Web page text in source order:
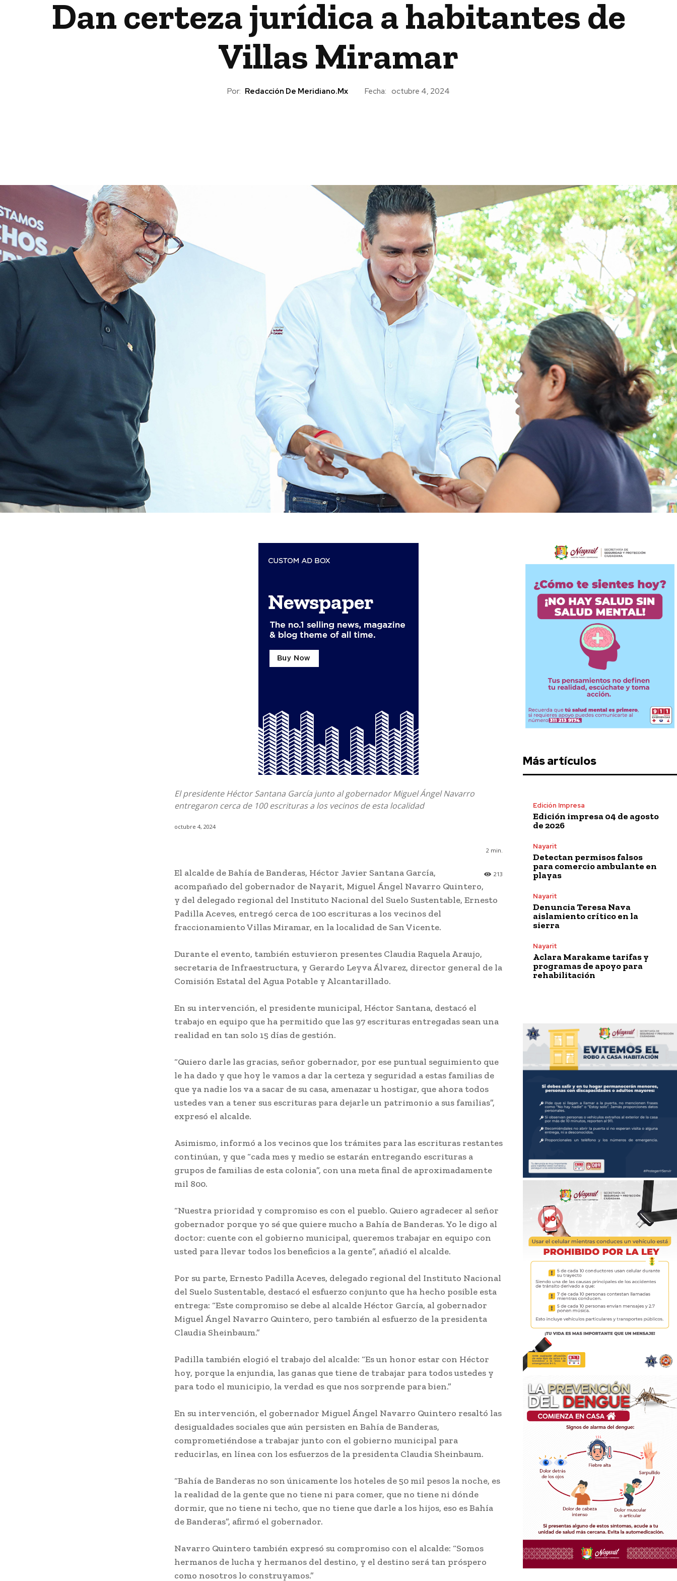
Dan certeza jurídica a habitantes de
Villas Miramar
Por: Redacción De Meridiano.mx Fecha: octubre 4, 2024
El presidente Héctor Santana García junto al gobernador Miguel Ángel Navarro
entregaron cerca de 100 escrituras a los vecinos de esta localidad
octubre 4, 2024
2 min.
213
El alcalde de Bahía de Banderas, Héctor Javier Santana García,
acompañado del gobernador de Nayarit, Miguel Ángel Navarro Quintero,
y del delegado regional del Instituto Nacional del Suelo Sustentable, Ernesto
Padilla Aceves, entregó cerca de 100 escrituras a los vecinos del
fraccionamiento Villas Miramar, en la localidad de San Vicente.
Durante el evento, también estuvieron presentes Claudia Raquela Araujo,
secretaria de Infraestructura, y Gerardo Leyva Álvarez, director general de la
Comisión Estatal del Agua Potable y Alcantarillado.
En su intervención, el presidente municipal, Héctor Santana, destacó el
trabajo en equipo que ha permitido que las 97 escrituras entregadas sean una
realidad en tan solo 15 días de gestión.
“Quiero darle las gracias, señor gobernador, por ese puntual seguimiento que
le ha dado y que hoy le vamos a dar la certeza y seguridad a estas familias de
que ya nadie los va a sacar de su casa, amenazar u hostigar, que ahora todos
ustedes van a tener sus escrituras para dejarle un patrimonio a sus familias”,
expresó el alcalde.
Asimismo, informó a los vecinos que los trámites para las escrituras restantes
continúan, y que “cada mes y medio se estarán entregando escrituras a
grupos de familias de esta colonia”, con una meta final de aproximadamente
mil 800.
“Nuestra prioridad y compromiso es con el pueblo. Quiero agradecer al señor
gobernador porque yo sé que quiere mucho a Bahía de Banderas. Yo le digo al
doctor: cuente con el gobierno municipal, queremos trabajar en equipo con
usted para llevar todos los beneficios a la gente”, añadió el alcalde.
Por su parte, Ernesto Padilla Aceves, delegado regional del Instituto Nacional
del Suelo Sustentable, destacó el esfuerzo conjunto que ha hecho posible esta
entrega: “Este compromiso se debe al alcalde Héctor García, al gobernador
Miguel Ángel Navarro Quintero, pero también al esfuerzo de la presidenta
Claudia Sheinbaum.”
Padilla también elogió el trabajo del alcalde: “Es un honor estar con Héctor
hoy, porque la enjundia, las ganas que tiene de trabajar para todos ustedes y
para todo el municipio, la verdad es que nos sorprende para bien.”
En su intervención, el gobernador Miguel Ángel Navarro Quintero resaltó las
desigualdades sociales que aún persisten en Bahía de Banderas,
comprometiéndose a trabajar junto con el gobierno municipal para
reducirlas, en línea con los esfuerzos de la presidenta Claudia Sheinbaum.
“Bahía de Banderas no son únicamente los hoteles de 50 mil pesos la noche, es
la realidad de la gente que no tiene ni para comer, que no tiene ni dónde
dormir, que no tiene ni techo, que no tiene que darle a los hijos, eso es Bahía
de Banderas”, afirmó el gobernador.
Navarro Quintero también expresó su compromiso con el alcalde: “Somos
hermanos de lucha y hermanos del destino, y el destino será tan próspero
como nosotros lo construyamos.”
Más artículos
Edición Impresa
Edición impresa 04 de agosto
de 2026
Nayarit
Detectan permisos falsos
para comercio ambulante en
playas
Nayarit
Denuncia Teresa Nava
aislamiento crítico en la
sierra
Nayarit
Aclara Marakame tarifas y
programas de apoyo para
rehabilitación